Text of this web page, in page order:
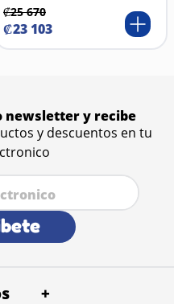
₡25 670
₡23103
newsletter y recibe
y descuentos en tu
+